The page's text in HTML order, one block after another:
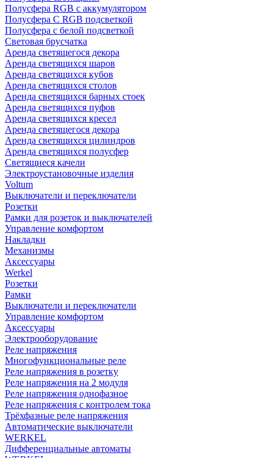
Полусфера RGB с аккумулятором
Полусфера С RGB подсветкой
Полусфера с белой подсветкой
Световая брусчатка
Аренда светящегося декора
Аренда светящихся шаров
Аренда светящихся кубов
Аренда светящихся столов
Аренда светящихся барных стоек
Аренда светящихся пуфов
Аренда светящихся кресел
Аренда светящегося декора
Аренда светящихся цилиндров
Аренда светящихся полусфер
Светящиеся качели
Электроустановочные изделия
Voltum
Выключатели и переключатели
Розетки
Рамки для розеток и выключателей
Управление комфортом
Накладки
Механизмы
Аксессуары
Werkel
Розетки
Рамки
Выключатели и переключатели
Управление комфортом
Аксессуары
Электрооборудование
Реле напряжения
Многофункциональные реле
Реле напряжения в розетку
Реле напряжения на 2 модуля
Реле напряжения однофазное
Реле напряжения с контролем тока
Трёхфазные реле напряжения
Автоматические выключатели
WERKEL
Дифференциальные автоматы